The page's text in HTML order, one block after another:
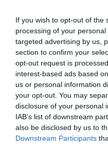
If you wish to opt-out of the
processing of your
targeted advertising by us,
section to confirm your
opt-out request is
interest-based ads based
us or personal information
your opt-out. You may
disclosure of your personal
IAB’s list of downstream
also be disclosed by us to
Downstream Participants
RFID e wearable
rivoluzionando la
27